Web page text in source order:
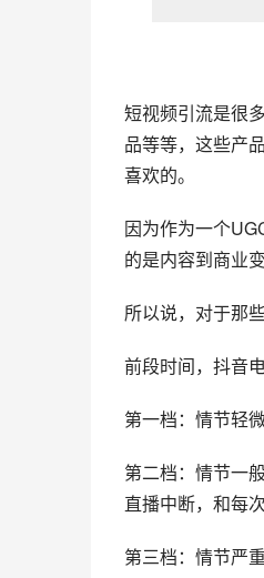
短视频引流是很
品等等，这些产
喜欢的。
因为作为一个
的是内容到商业
所以说，对于那
前段时间，抖音
第一档：情节轻
第二档：情节一
直播中断，和每
第三档：情节严